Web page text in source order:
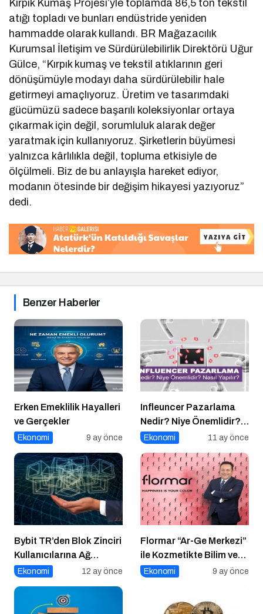
Kırpık Kumaş Projesi’yle toplamda 86,5 ton tekstil
atığı topladı ve bunları endüstride yeniden
hammadde olarak kullandı. BR Mağazacılık
Kurumsal İletişim ve Sürdürülebilirlik Direktörü Uğur
Gülce, “Kırpık kumaş ve tekstil atıklarının geri
dönüşümüyle modayı daha sürdürülebilir hale
getirmeyi amaçlıyoruz. Üretim ve tasarımdaki
gücümüzü sadece başarılı koleksiyonlar ortaya
çıkarmak için değil, sorumluluk alarak değer
yaratmak için kullanıyoruz. Şirketlerin büyümesi
yalnızca kârlılıkla değil, topluma etkisiyle de
ölçülmeli. Biz de bu anlayışla hareket ediyor,
modanın ötesinde bir değişim hikayesi yazıyoruz”
dedi.
Benzer Haberler
Erken Emeklilik Hayalleri
ve Gerçekler
Ekonomi 9 ay önce
Infleuncer Pazarlama
Nedir? Niye Önemlidir?
Influencer Pazarlama
Ekonomi 11 ay önce
Bybit TR’den Blok Zinciri
Kullanıcılarına Ağ
Tıkanıklığı Rehberi!
Ekonomi 12 ay önce
Flormar “Ar-Ge Merkezi”
ile Kozmetikte Bilim ve
Teknolojiyi Buluşturuyor!
Ekonomi 9 ay önce